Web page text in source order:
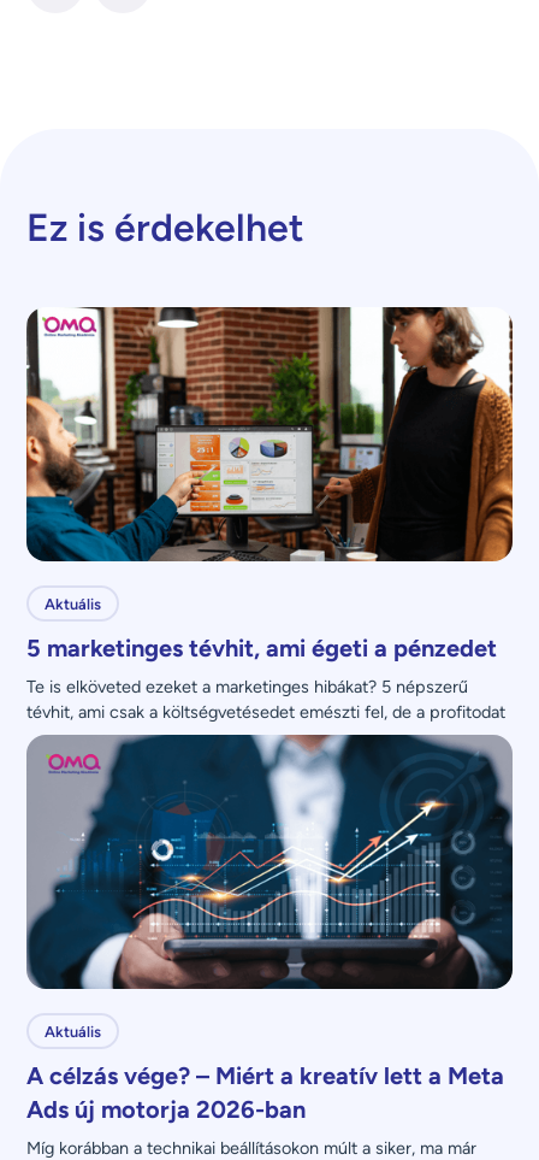
Ez is érdekelhet
Aktuális
5 marketinges tévhit, ami égeti a pénzedet
Te is elköveted ezeket a marketinges hibákat? 5 népszerű
tévhit, ami csak a költségvetésedet emészti fel, de a profitodat
nem növeli.
Aktuális
A célzás vége? – Miért a kreatív lett a Meta
Ads új motorja 2026-ban
Míg korábban a technikai beállításokon múlt a siker, ma már